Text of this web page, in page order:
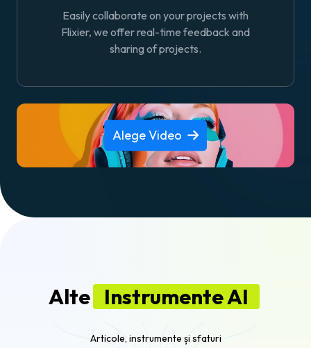
Easily collaborate on your projects with
Flixier, we offer real-time feedback and
sharing of projects.
Alege Video
Alte Instrumente AI
Articole, instrumente și sfaturi